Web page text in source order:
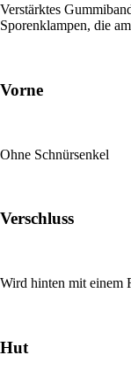
Verstärktes
Sporenklampen, die
Vorne
Ohne Schnürsenkel
Verschluss
Wird hinten mit einem
Hut